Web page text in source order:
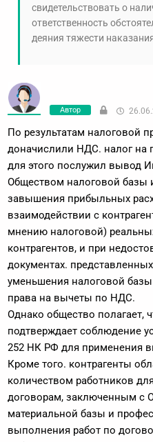
свидетельствовать о
ответственность
деяния тяжести
Автор
По результатам налоговой
доначислили НДС. налог на
для этого послужил вывод
Обществом налоговой базы
завышения прибыльных
взаимодействии с
мнению налоговой)
контрагентов, и при
документах.
уменьшения налоговой
права на вычеты по НДС.
Однако общество полагает,
подтверждает соблюдение
252 НК РФ для применения
Кроме того. контрагенты
количеством работников
договорам, заключенным с
материальной базы и
выполнения работ по